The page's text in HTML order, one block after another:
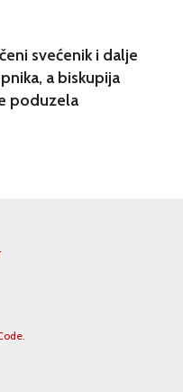
svećenik i dalje
a biskupija
poduzela
.